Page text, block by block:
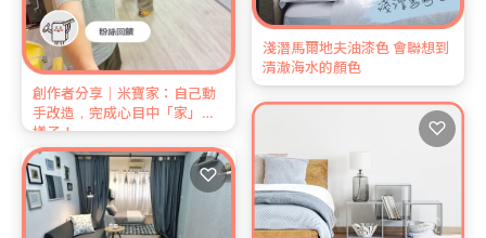
創作者分享｜米寶家：自己動
手改造，完成心目中「家」的
樣子！
♡
淺潛馬爾地夫油漆色 會聯想到
清澈海水的顏色
♡